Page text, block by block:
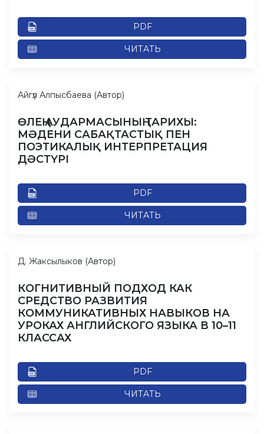
PDF
ЧИТАТЬ
Айгүл Алпысбаева (Автор)
ӨЛЕҢ АУДАРМАСЫНЫҢ ТАРИХЫ:
МӘДЕНИ САБАҚТАСТЫҚ ПЕН
ПОЭТИКАЛЫҚ ИНТЕРПРЕТАЦИЯ
ДӘСТҮРІ
PDF
ЧИТАТЬ
Д. Жаксылыков (Автор)
КОГНИТИВНЫЙ ПОДХОД КАК
СРЕДСТВО РАЗВИТИЯ
КОММУНИКАТИВНЫХ НАВЫКОВ НА
УРОКАХ АНГЛИЙСКОГО ЯЗЫКА В 10–11
КЛАССАХ
PDF
ЧИТАТЬ